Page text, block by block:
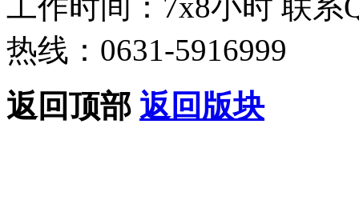
热线：0631-5916999
返回顶部 返回版块